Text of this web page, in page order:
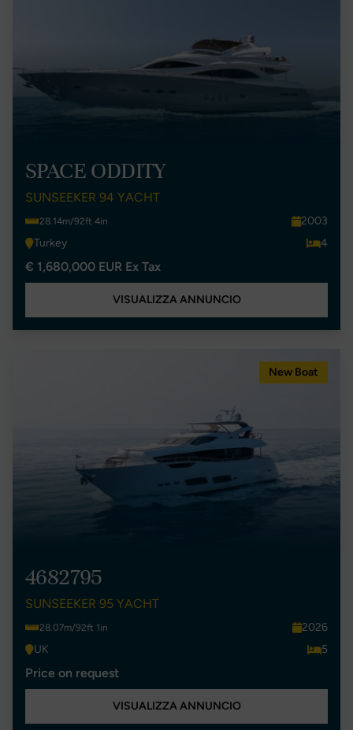
SPACE ODDITY
SUNSEEKER 94 YACHT
28.14m/92ft 4in
2003
Turkey
4
€ 1,680,000 EUR Ex Tax
VISUALIZZA ANNUNCIO
New Boat
4682795
SUNSEEKER 95 YACHT
28.07m/92ft 1in
2026
UK
5
Price on request
VISUALIZZA ANNUNCIO